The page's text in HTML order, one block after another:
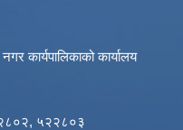
कार्यपालिकाको कार्यालय
५२२८०३